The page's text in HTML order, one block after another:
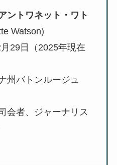
ントワネット・ワト
Watson)
29日（2025年現在
州バトンルージュ
会者、ジャーナリス